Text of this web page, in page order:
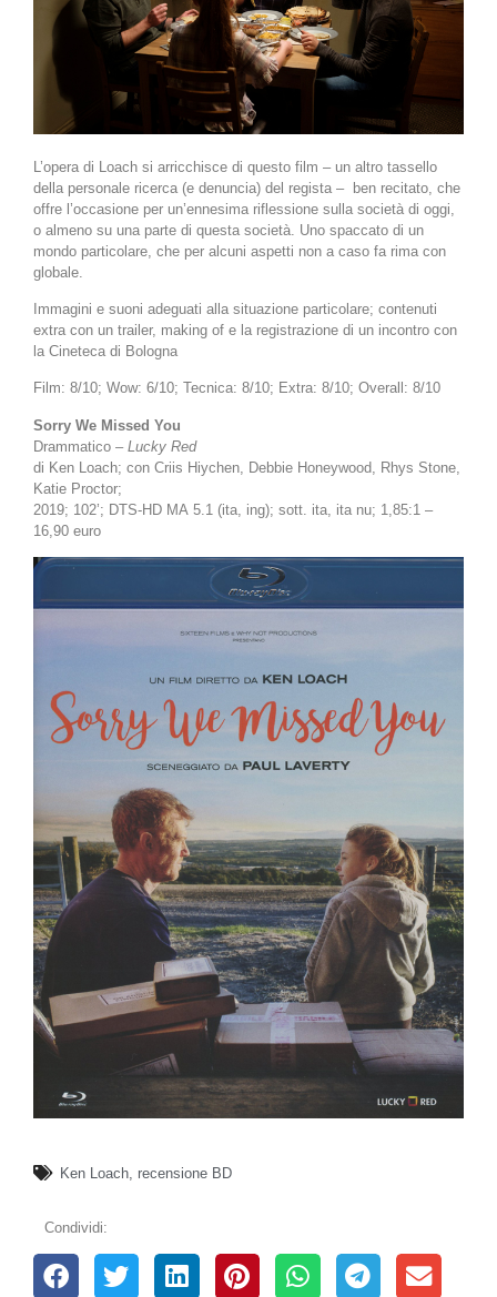
L’opera di Loach si arricchisce di questo film – un altro tassello
della personale ricerca (e denuncia) del regista – ben recitato, che
offre l’occasione per un’ennesima riflessione sulla società di oggi,
o almeno su una parte di questa società. Uno spaccato di un
mondo particolare, che per alcuni aspetti non a caso fa rima con
globale.
Immagini e suoni adeguati alla situazione particolare; contenuti
extra con un trailer, making of e la registrazione di un incontro con
la Cineteca di Bologna
Film: 8/10; Wow: 6/10; Tecnica: 8/10; Extra: 8/10; Overall: 8/10
Sorry We Missed You
Drammatico – Lucky Red
di Ken Loach; con Criis Hiychen, Debbie Honeywood, Rhys Stone,
Katie Proctor;
2019; 102’; DTS-HD MA 5.1 (ita, ing); sott. ita, ita nu; 1,85:1 –
16,90 euro
Ken Loach recensione BD
Condividi: